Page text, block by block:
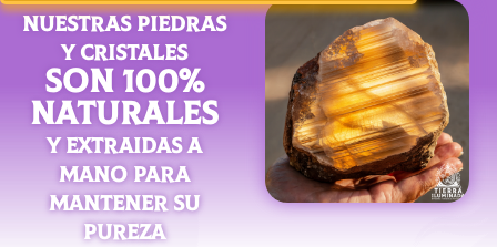
NUESTRAS PIEDRAS
Y CRISTALES
SON 100%
NATURALES
Y EXTRAIDAS A
MANO PARA
MANTENER SU
PUREZA